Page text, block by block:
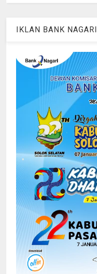
IKLAN BANK NAGARI